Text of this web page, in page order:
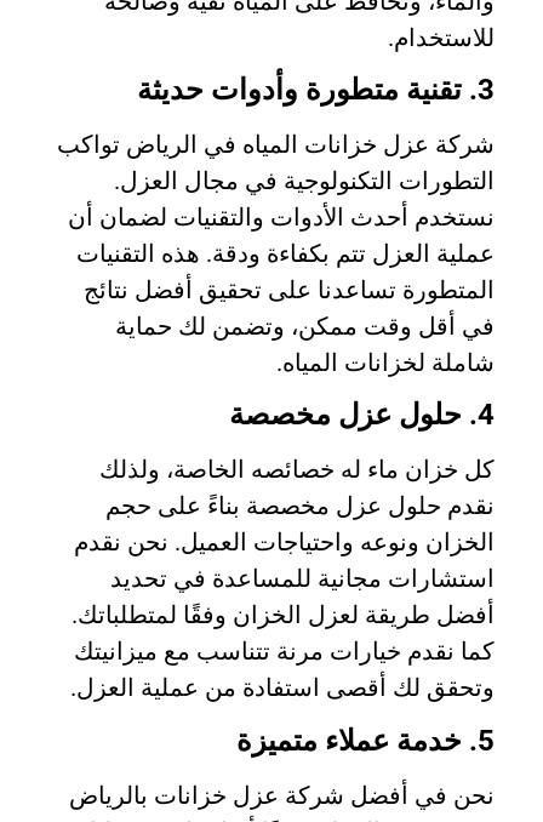
للاستخدام.
3. تقنية متطورة وأدوات حديثة
شركة عزل خزانات المياه في الرياض تواكب
التطورات التكنولوجية في مجال العزل.
نستخدم أحدث الأدوات والتقنيات لضمان أن
عملية العزل تتم بكفاءة ودقة. هذه التقنيات
المتطورة تساعدنا على تحقيق أفضل نتائج
في أقل وقت ممكن، وتضمن لك حماية
شاملة لخزانات المياه.
4. حلول عزل مخصصة
كل خزان ماء له خصائصه الخاصة، ولذلك
نقدم حلول عزل مخصصة بناءً على حجم
الخزان ونوعه واحتياجات العميل. نحن نقدم
استشارات مجانية للمساعدة في تحديد
أفضل طريقة لعزل الخزان وفقًا لمتطلباتك.
كما نقدم خيارات مرنة تتناسب مع ميزانيتك
وتحقق لك أقصى استفادة من عملية العزل.
5. خدمة عملاء متميزة
نحن في أفضل شركة عزل خزانات بالرياض